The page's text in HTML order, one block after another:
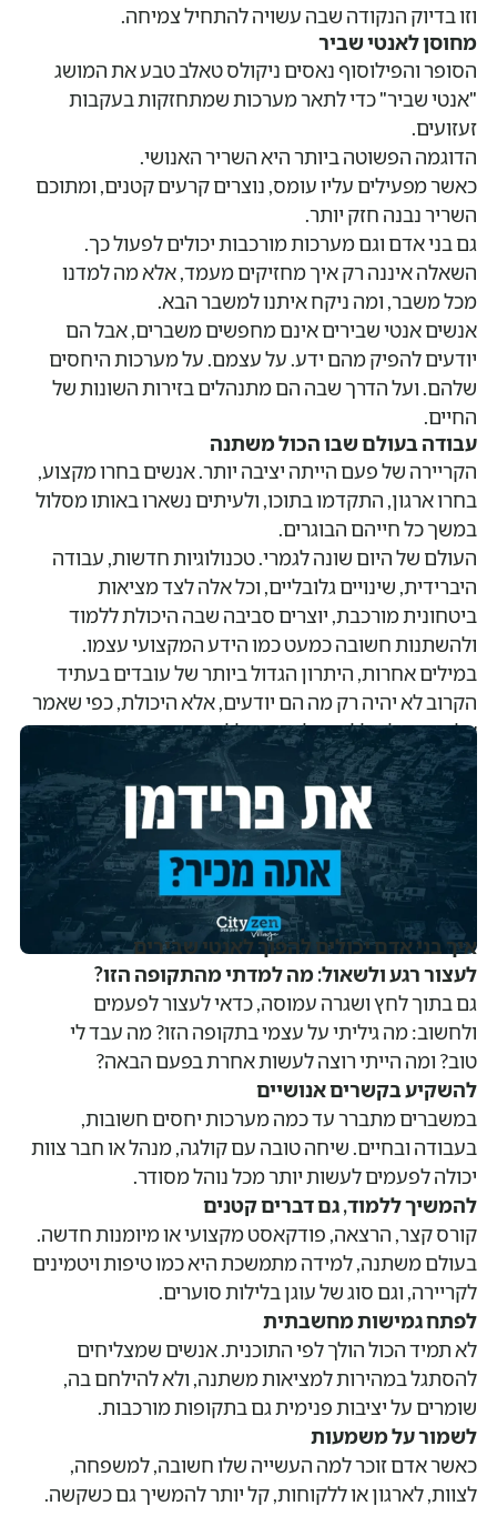
וזו בדיוק הנקודה שבה עשויה להתחיל צמיחה.
מחוסן לאנטי שביר
הסופר והפילוסוף נאסים ניקולס טאלב טבע את המושג
"אנטי שביר" כדי לתאר מערכות שמתחזקות בעקבות
זעזועים.
הדוגמה הפשוטה ביותר היא השריר האנושי.
כאשר מפעילים עליו עומס, נוצרים קרעים קטנים, ומתוכם
השריר נבנה חזק יותר.
גם בני אדם וגם מערכות מורכבות יכולים לפעול כך.
השאלה איננה רק איך מחזיקים מעמד, אלא מה למדנו
מכל משבר, ומה ניקח איתנו למשבר הבא.
אנשים אנטי שבירים אינם מחפשים משברים, אבל הם
יודעים להפיק מהם ידע. על עצמם. על מערכות היחסים
שלהם. ועל הדרך שבה הם מתנהלים בזירות השונות של
החיים.
עבודה בעולם שבו הכול משתנה
הקריירה של פעם הייתה יציבה יותר. אנשים בחרו מקצוע,
בחרו ארגון, התקדמו בתוכו, ולעיתים נשארו באותו מסלול
במשך כל חייהם הבוגרים.
העולם של היום שונה לגמרי. טכנולוגיות חדשות, עבודה
היברידית, שינויים גלובליים, וכל אלה לצד מציאות
ביטחונית מורכבת, יוצרים סביבה שבה היכולת ללמוד
ולהשתנות חשובה כמעט כמו הידע המקצועי עצמו.
במילים אחרות, היתרון הגדול ביותר של עובדים בעתיד
הקרוב לא יהיה רק מה הם יודעים, אלא היכולת, כפי שאמר
אלווין טופלר, ללמוד, למחוק, וללמוד מחדש.
איך בני אדם יכולים להפוך לאנטי שבירים
לעצור רגע ולשאול: מה למדתי מהתקופה הזו?
גם בתוך לחץ ושגרה עמוסה, כדאי לעצור לפעמים
ולחשוב: מה גיליתי על עצמי בתקופה הזו? מה עבד לי
טוב? ומה הייתי רוצה לעשות אחרת בפעם הבאה?
להשקיע בקשרים אנושיים
במשברים מתברר עד כמה מערכות יחסים חשובות,
בעבודה ובחיים. שיחה טובה עם קולגה, מנהל או חבר צוות
יכולה לפעמים לעשות יותר מכל נוהל מסודר.
להמשיך ללמוד, גם דברים קטנים
קורס קצר, הרצאה, פודקאסט מקצועי או מיומנות חדשה.
בעולם משתנה, למידה מתמשכת היא כמו טיפות ויטמינים
לקריירה, וגם סוג של עוגן בלילות סוערים.
לפתח גמישות מחשבתית
לא תמיד הכול הולך לפי התוכנית. אנשים שמצליחים
להסתגל במהירות למציאות משתנה, ולא להילחם בה,
שומרים על יציבות פנימית גם בתקופות מורכבות.
לשמור על משמעות
כאשר אדם זוכר למה העשייה שלו חשובה, למשפחה,
לצוות, לארגון או ללקוחות, קל יותר להמשיך גם כשקשה.